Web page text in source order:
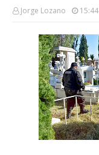
Jorge Lozano 15:44